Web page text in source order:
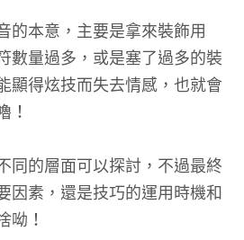
的本意，主要是拿來裝飾用
數量過多，或是塞了過多的裝
顯得炫技而失去情感，也就會
！
同的層面可以探討，不過最終
因素，還是技巧的運用時機和
呦！